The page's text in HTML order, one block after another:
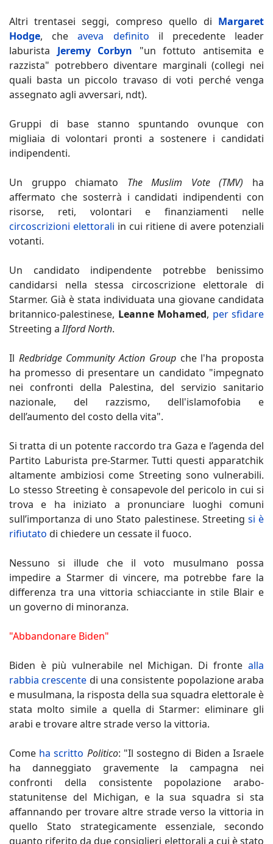
Altri trentasei seggi, compreso quello di Margaret
Hodge, cheaveva definito il precedente leader
laburista Jeremy Corbyn "un fottuto antisemita e
razzista" potrebbero diventare marginali (collegi nei
quali basta un piccolo travaso di voti perché venga
assegnato agli avversari, ndt).
Gruppi di base stanno spuntando ovunque con
migliaia di volontari pronti a sostenere i candidati
indipendenti.
Un gruppo chiamato The Muslim Vote (TMV) ha
affermato che sosterrà i candidati indipendenti con
risorse, reti, volontari e finanziamenti nelle
circoscrizioni elettorali in cui ritiene di avere potenziali
votanti.
Un candidato indipendente potrebbe benissimo
candidarsi nella stessa circoscrizione elettorale di
Starmer. Già è stata individuata una giovane candidata
britannico-palestinese, Leanne Mohamed, per sfidare
Streeting aIlford North.
Il Redbridge Community Action Groupche l'ha proposta
ha promesso di presentare un candidato "impegnato
nei confronti della Palestina, del servizio sanitario
nazionale, del razzismo, dell'islamofobia e
dell’aumento del costo della vita".
Si tratta di un potente raccordo tra Gaza e l’agenda del
Partito Laburista pre-Starmer. Tutti questi apparatchik
altamente ambiziosi come Streeting sono vulnerabili.
Lo stesso Streeting è consapevole del pericolo in cui si
trova e ha iniziato a pronunciare luoghi comuni
sull’importanza di uno Stato palestinese. Streeting si è
rifiutato di chiedere un cessate il fuoco.
Nessuno si illude che il voto musulmano possa
impedire a Starmer di vincere, ma potrebbe fare la
differenza tra una vittoria schiacciante in stile Blair e
un governo di minoranza.
"Abbandonare Biden"
Biden è più vulnerabile nel Michigan. Di fronte alla
rabbia crescente di una consistente popolazione araba
e musulmana, la risposta della sua squadra elettorale è
stata molto simile a quella di Starmer: eliminare gli
arabi e trovare altre strade verso la vittoria.
Come ha scritto Politico: "Il sostegno di Biden a Israele
ha danneggiato gravemente la campagna nei
confronti della consistente popolazione arabo-
statunitense del Michigan, e la sua squadra si sta
affannando per trovare altre strade verso la vittoria in
quello Stato strategicamente essenziale, secondo
quanto riferito da due consiglieri elettorali a cui è stato